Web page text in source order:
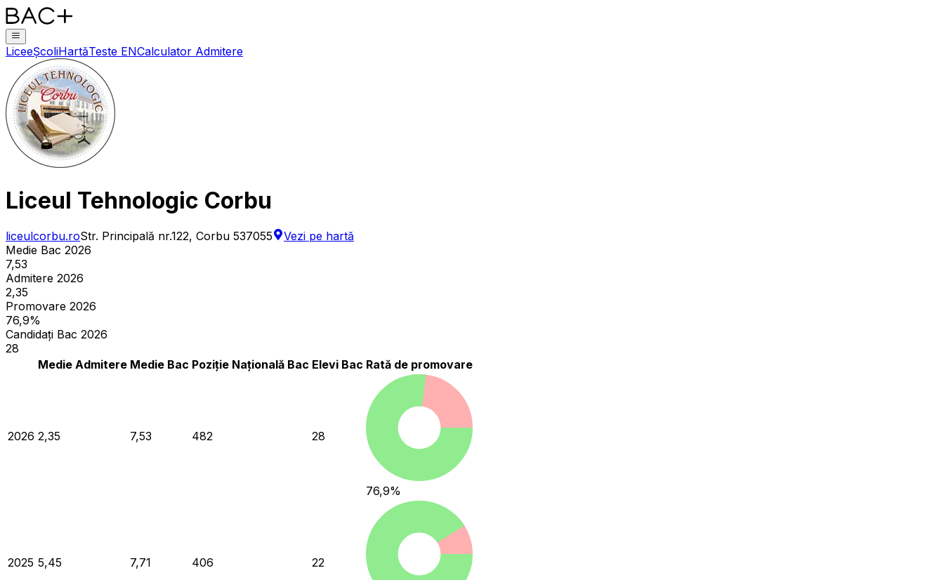
LiceeȘcoliHartăTeste ENCalculator Admitere
Liceul Tehnologic Corbu
liceulcorbu.roStr. Principală nr.122, Corbu 537055
Vezi pe hartă
Medie Bac 2026
7,53
Admitere 2026
2,35
Promovare 2026
76,9%
Candidați Bac 2026
28
Medie Admitere Medie Bac Poziție Națională Bac Elevi Bac Rată de promovare
2026 2,35 7,53 482 28
76,9%
2025 5,45 7,71 406 22